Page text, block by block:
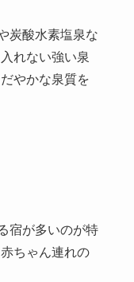
炭酸水素塩泉な
れない強い泉
やかな泉質を
宿が多いのが特
ちゃん連れの